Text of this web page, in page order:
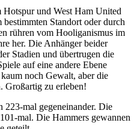
und West Ham United
Standort oder durch
rühren vom Hooliganismus im
her. Die Anhänger beider
Stadien und übertrugen die
auf eine andere Ebene
noch Gewalt, aber die
Großartig zu erleben!
223-mal gegeneinander. Die
mal. Die Hammers gewannen